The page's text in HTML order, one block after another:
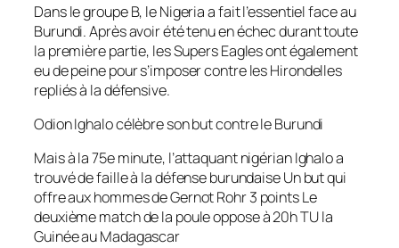
Dans le groupe B, le Nigeria a fait l’essentiel face au
Burundi. Après avoir été tenu en échec durant toute
la première partie, les Supers Eagles ont également
eu de peine pour s’imposer contre les Hirondelles
repliés à la défensive.
Odion Ighalo célèbre son but contre le Burundi
Mais à la 75e minute, l’attaquant nigérian Ighalo a
trouvé de faille à la défense burundaise Un but qui
offre aux hommes de Gernot Rohr 3 points Le
deuxième match de la poule oppose à 20h TU la
Guinée au Madagascar